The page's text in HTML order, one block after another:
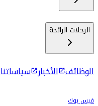
الرحلات الرائجة
الوظائف الأخبار سياساتنا
فيس بوك